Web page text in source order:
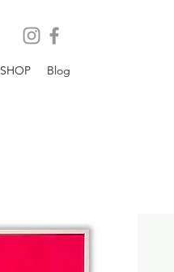
SHOP Blog